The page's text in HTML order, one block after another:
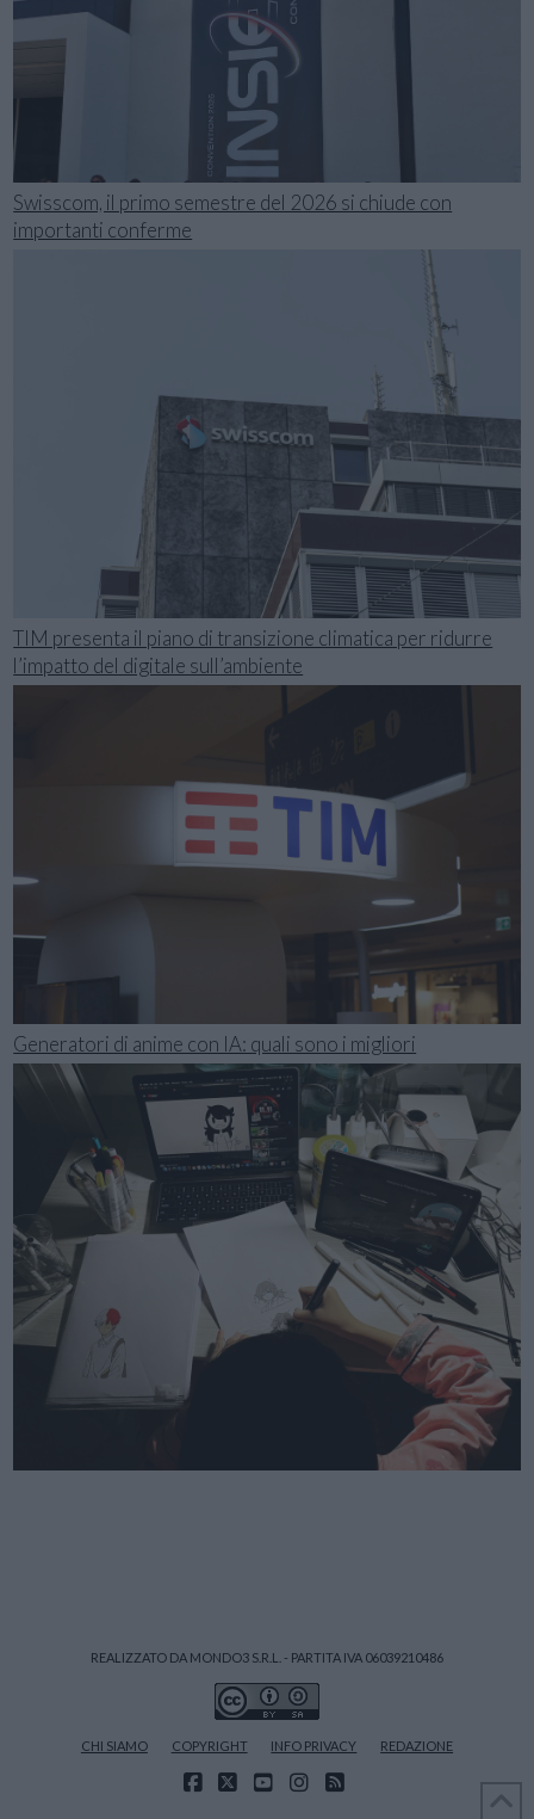
Swisscom, il primo semestre del 2026 si chiude con
importanti conferme
TIM presenta il piano di transizione climatica per ridurre
l’impatto del digitale sull’ambiente
Generatori di anime con IA: quali sono i migliori
REALIZZATO DA MONDO3 S.R.L. - PARTITA IVA 06039210486
CHI SIAMO COPYRIGHT INFO PRIVACY REDAZIONE